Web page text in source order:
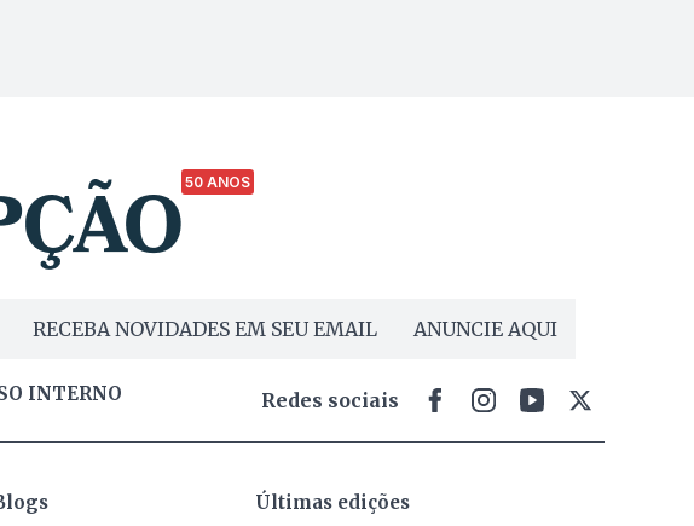
50 ANOS
RECEBA NOVIDADES EM SEU EMAIL ANUNCIE AQUI
INTERNO Redes sociais
Últimas edições